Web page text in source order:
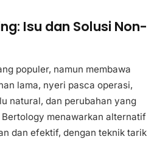
Isu dan Solusi Non-
populer, namun membawa
lama, nyeri pasca operasi,
natural, dan perubahan yang
menawarkan alternatif
dan efektif, dengan teknik tarik